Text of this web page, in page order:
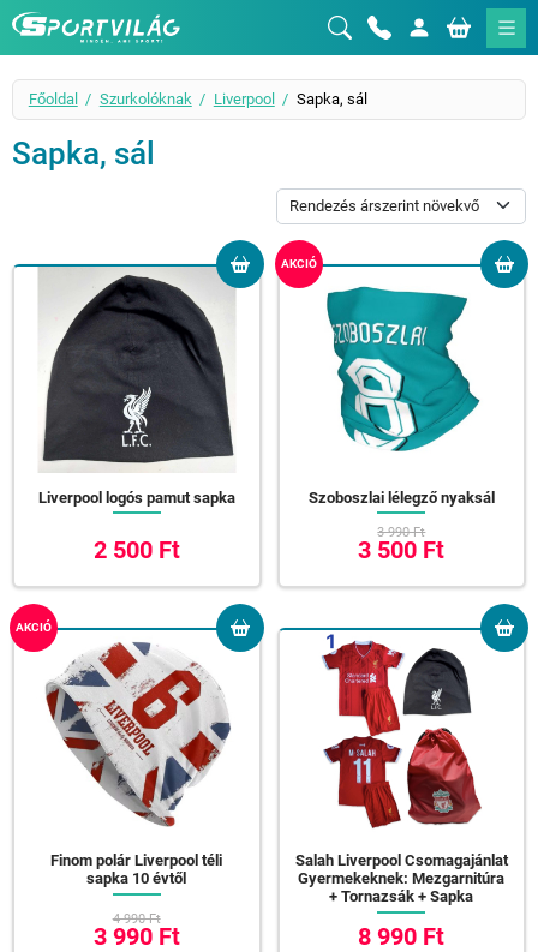
Sportvilág
Főoldal Szurkolóknak Liverpool Sapka, sál
Sapka, sál
Liverpool logós pamut sapka
2 500 Ft
AKCIÓ
Szoboszlai lélegző nyaksál
3 990 Ft
3 500 Ft
AKCIÓ
Finom polár Liverpool téli
sapka 10 évtől
4 990 Ft
3 990 Ft
Salah Liverpool Csomagajánlat
Gyermekeknek: Mezgarnitúra
+ Tornazsák + Sapka
8 990 Ft